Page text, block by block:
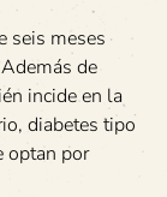
seis meses
de
incide en la
diabetes tipo
optan por